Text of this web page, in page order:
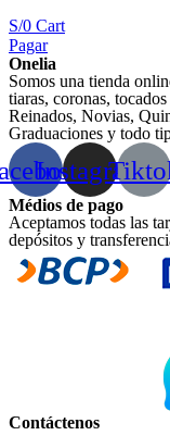
S/0 Cart
Pagar
Onelia
Somos una tienda
tiaras, coronas,
Reinados, Novias,
Graduaciones y todo
Instagram
Médios de pago
Aceptamos todas las
depósitos y
Contáctenos